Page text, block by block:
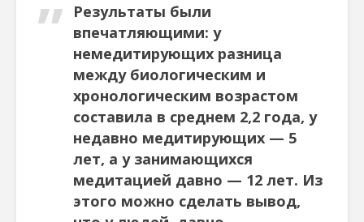
Результаты были
впечатляющими: у
немедитирующих разница
между биологическим и
хронологическим возрастом
составила в среднем 2,2 года, у
недавно медитирующих — 5
лет, а у занимающихся
медитацией давно — 12 лет. Из
этого можно сделать вывод,